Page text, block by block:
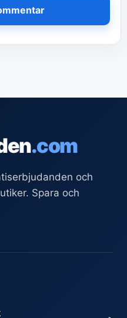
.com
och
Spara och